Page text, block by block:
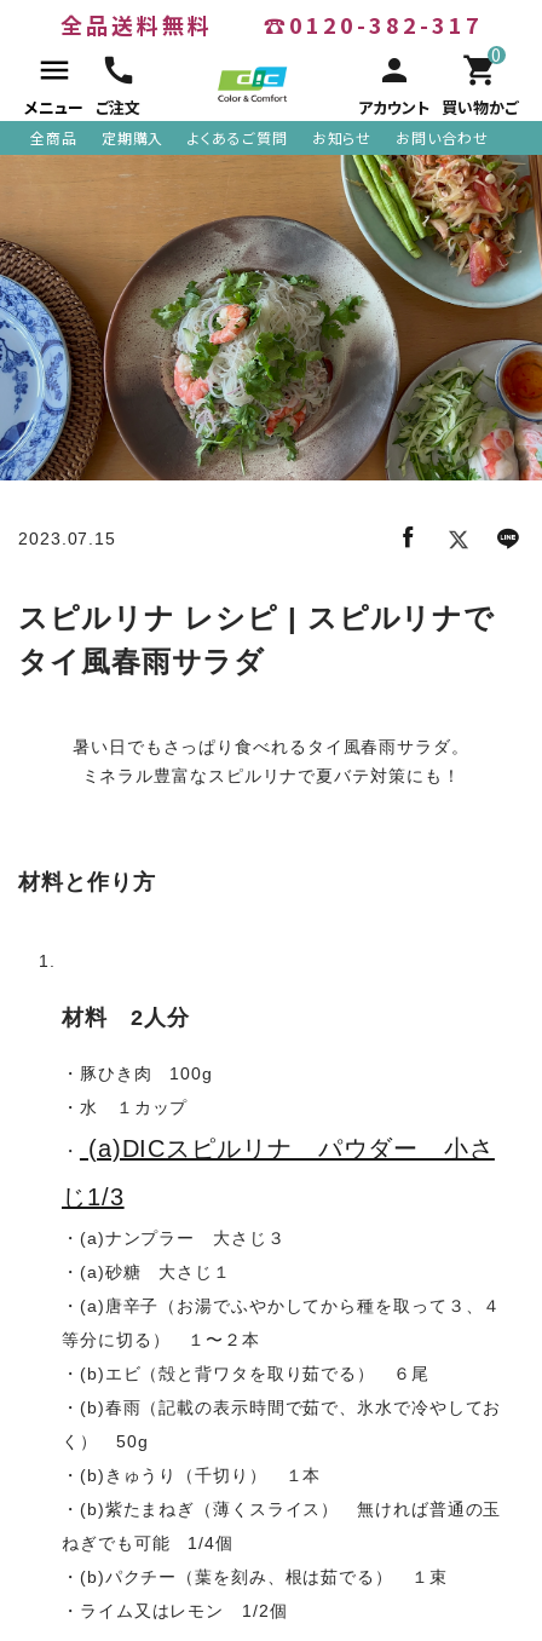
全品送料無料 ☎0120-382-317
menu
メニュー
call
ご注文
person
アカウント
0
shopping_cart
買い物かご
全商品 定期購入 よくあるご質問 お知らせ お問い合わせ
ACCOUNT MENU
meeting_room ログイン person 新規会員登録
search
全商品
商品から探す
お悩みから探す
定期販売コース
2023.07.15
スピルリナ レシピ | スピルリナで
タイ風春雨サラダ
暑い日でもさっぱり食べれるタイ風春雨サラダ。
ミネラル豊富なスピルリナで夏バテ対策にも！
材料と作り方
材料 2人分
・豚ひき肉 100g
・水 １カップ
・
(a)DICスピルリナ パウダー 小さ
じ1/3
・(a)ナンプラー 大さじ３
・(a)砂糖 大さじ１
・(a)唐辛子（お湯でふやかしてから種を取って３、４
等分に切る） １〜２本
・(b)エビ（殻と背ワタを取り茹でる） ６尾
・(b)春雨（記載の表示時間で茹で、氷水で冷やしてお
く） 50g
・(b)きゅうり（千切り） １本
・(b)紫たまねぎ（薄くスライス） 無ければ普通の玉
ねぎでも可能 1/4個
・(b)パクチー（葉を刻み、根は茹でる） １束
・ライム又はレモン 1/2個